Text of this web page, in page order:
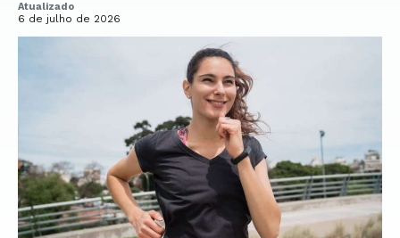
Atualizado
6 de julho de 2026